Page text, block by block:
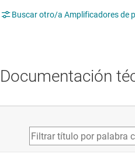
Buscar otro/a Amplificadores de
Documentación